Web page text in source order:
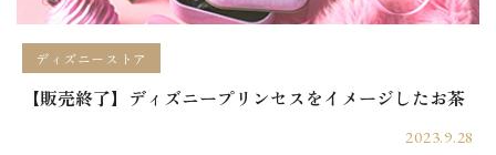
ディズニーストア
【販売終了】ディズニープリンセスをイメージしたお茶
2023.9.28